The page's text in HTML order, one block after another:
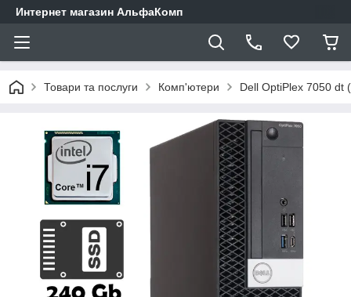
Интернет магазин АльфаКомп
Товари та послуги Комп'ютери Dell OptiPlex 7050 dt